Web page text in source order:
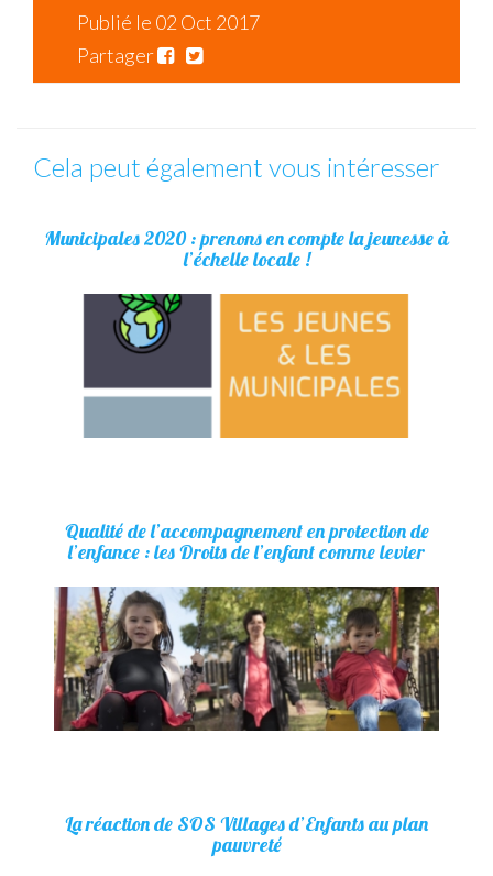
Publié le 02 Oct 2017
Partager
Cela peut également vous intéresser
Municipales 2020 : prenons en compte la jeunesse à
l’échelle locale !
Qualité de l’accompagnement en protection de
l’enfance : les Droits de l’enfant comme levier
La réaction de SOS Villages d’Enfants au plan
pauvreté